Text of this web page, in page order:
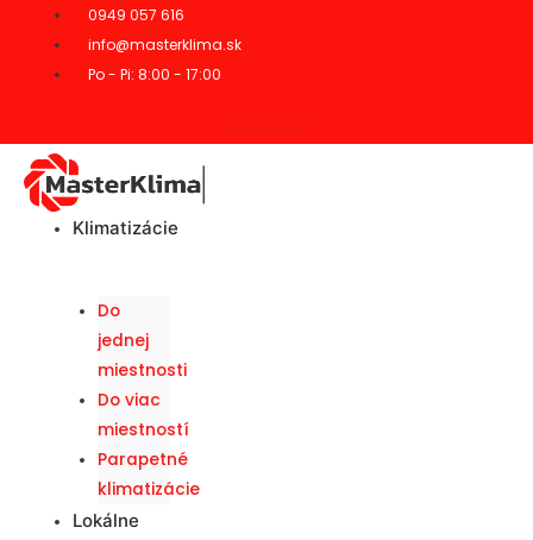
0949 057 616
info@masterklima.sk
Po - Pi: 8:00 - 17:00
Klimatizácie
Do
jednej
miestnosti
Do viac
miestností
Parapetné
klimatizácie
Lokálne